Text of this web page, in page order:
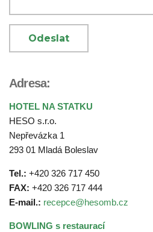
Adresa:
HOTEL NA STATKU
HESO s.r.o.
Nepřevázka 1
293 01 Mladá Boleslav
Tel.: +420 326 717 450
FAX: +420 326 717 444
E-mail.: recepce@hesomb.cz
BOWLING s restaurací